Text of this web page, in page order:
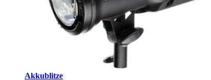
Akkublitze